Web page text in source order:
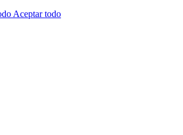
Aceptar todo